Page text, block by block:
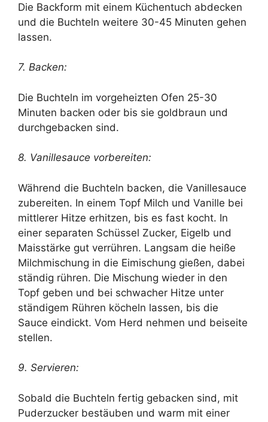
Die Backform mit einem Küchentuch abdecken
und die Buchteln weitere 30-45 Minuten gehen
lassen.
7. Backen:
Die Buchteln im vorgeheizten Ofen 25-30
Minuten backen oder bis sie goldbraun und
durchgebacken sind.
8. Vanillesauce vorbereiten:
Während die Buchteln backen, die Vanillesauce
zubereiten. In einem Topf Milch und Vanille bei
mittlerer Hitze erhitzen, bis es fast kocht. In
einer separaten Schüssel Zucker, Eigelb und
Maisstärke gut verrühren. Langsam die heiße
Milchmischung in die Eimischung gießen, dabei
ständig rühren. Die Mischung wieder in den
Topf geben und bei schwacher Hitze unter
ständigem Rühren köcheln lassen, bis die
Sauce eindickt. Vom Herd nehmen und beiseite
stellen.
9. Servieren:
Sobald die Buchteln fertig gebacken sind, mit
Puderzucker bestäuben und warm mit einer